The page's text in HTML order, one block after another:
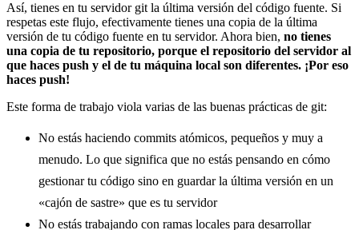
Así, tienes en tu servidor git la última versión del código fuente. Si
respetas este flujo, efectivamente tienes una copia de la última
versión de tu código fuente en tu servidor. Ahora bien, no tienes
una copia de tu repositorio, porque el repositorio del servidor al
que haces push y el de tu máquina local son diferentes. ¡Por eso
haces push!
Este forma de trabajo viola varias de las buenas prácticas de git:
No estás haciendo commits atómicos, pequeños y muy a
menudo. Lo que significa que no estás pensando en cómo
gestionar tu código sino en guardar la última versión en un
«cajón de sastre» que es tu servidor
No estás trabajando con ramas locales para desarrollar